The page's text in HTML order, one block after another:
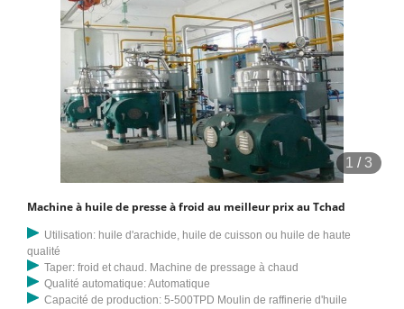
1 /3
Machine à huile de presse à froid au meilleur prix au Tchad
Utilisation: huile d'arachide, huile de cuisson ou huile de haute
qualité
Taper: froid et chaud. Machine de pressage à chaud
Qualité automatique: Automatique
Capacité de production: 5-500TPD Moulin de raffinerie d'huile